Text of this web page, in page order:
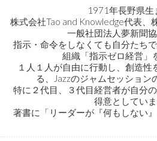
1971年長野県生
株式会社Tao and Knowledge代表、
一般社団法人夢新聞協
指示・命令をしなくても自分たち
組織「指示ゼロ経営」
１人１人が自由に行動し、創造性
る、Jazzのジャムセッション
特に２代目、３代目経営者が自分
得意としていま
著書に「リーダーが『何もしない